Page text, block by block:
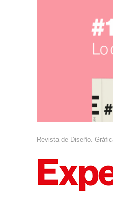
Revista de Diseño.